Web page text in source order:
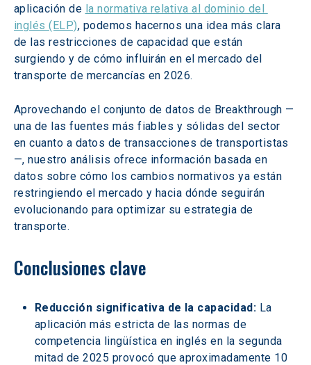
aplicación de la normativa relativa al dominio del
inglés (ELP), podemos hacernos una idea más clara
de las restricciones de capacidad que están
surgiendo y de cómo influirán en el mercado del
transporte de mercancías en 2026.
Aprovechando el conjunto de datos de Breakthrough —
una de las fuentes más fiables y sólidas del sector
en cuanto a datos de transacciones de transportistas
—, nuestro análisis ofrece información basada en
datos sobre cómo los cambios normativos ya están
restringiendo el mercado y hacia dónde seguirán
evolucionando para optimizar su estrategia de
transporte.
Conclusiones clave
Reducción significativa de la capacidad: La
aplicación más estricta de las normas de
competencia lingüística en inglés en la segunda
mitad de 2025 provocó que aproximadamente 10